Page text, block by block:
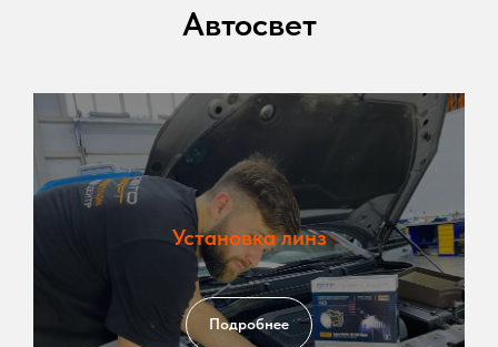
Автосвет
Установка линз
Подробнее